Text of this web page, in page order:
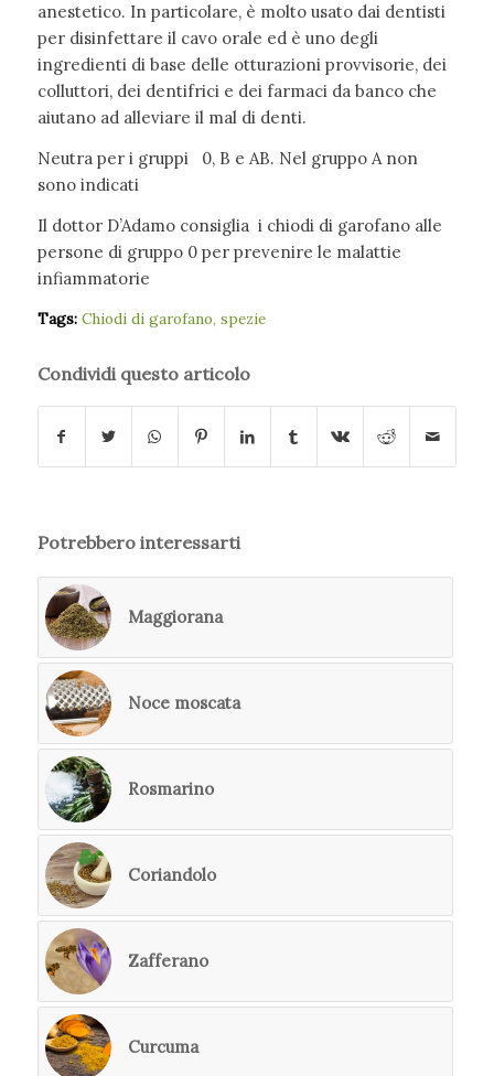
anestetico. In particolare, è molto usato dai dentisti
per disinfettare il cavo orale ed è uno degli
ingredienti di base delle otturazioni provvisorie, dei
colluttori, dei dentifrici e dei farmaci da banco che
aiutano ad alleviare il mal di denti.
Neutra per i gruppi 0, B e AB. Nel gruppo A non
sono indicati
Il dottor D’Adamo consiglia i chiodi di garofano alle
persone di gruppo 0 per prevenire le malattie
infiammatorie
Tags: Chiodi di garofano, spezie
Condividi questo articolo
Potrebbero interessarti
Maggiorana
Noce moscata
Rosmarino
Coriandolo
Zafferano
Curcuma